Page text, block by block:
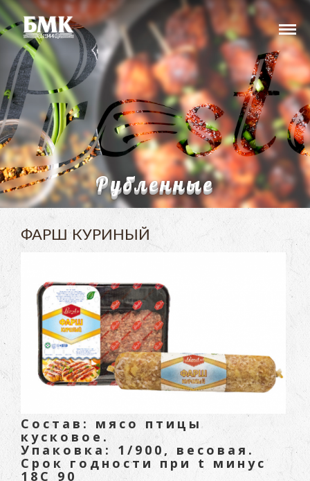
Рубленные
ФАРШ КУРИНЫЙ
Состав: мясо птицы
кусковое.
Упаковка: 1/900, весовая.
Срок годности при t минус
18С 90